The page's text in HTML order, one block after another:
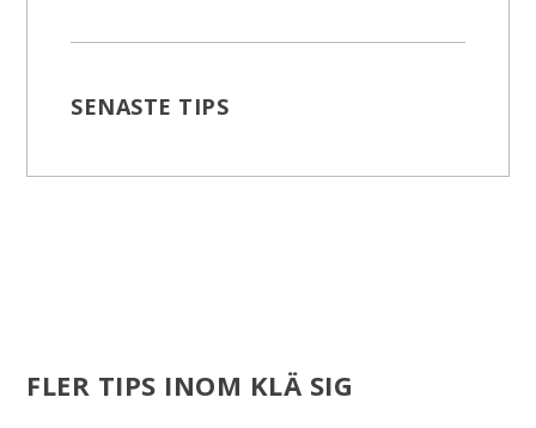
SENASTE TIPS
FLER TIPS INOM KLÄ SIG